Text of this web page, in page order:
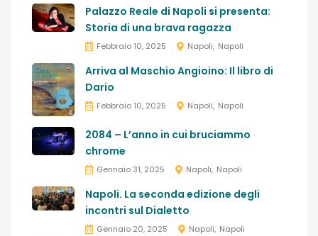
Palazzo Reale di Napoli si presenta:
Storia di una brava ragazza
Febbraio 10, 2025 Napoli Napoli
Arriva al Maschio Angioino: Il libro di
Dario
Febbraio 10, 2025 Napoli Napoli
2084 – L’anno in cui bruciammo
chrome
Gennaio 31, 2025 Napoli Napoli
Napoli. La seconda edizione degli
incontri sul Dialetto
Gennaio 20, 2025 Napoli Napoli